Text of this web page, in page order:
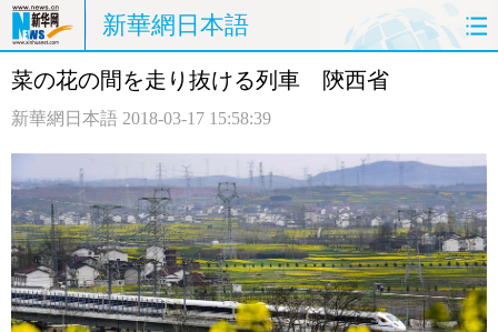
新華網日本語
ホームページ 政治
観光 評論 写真
中日対訳
菜の花の間を走り抜ける列車 陝西省
新華網日本語 2018-03-17 15:58:39